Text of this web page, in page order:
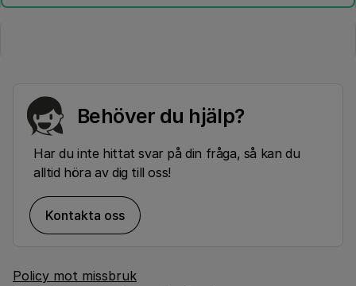
Behöver du hjälp?
Har du inte hittat svar på din fråga, så kan du
alltid höra av dig till oss!
Kontakta oss
Policy mot missbruk